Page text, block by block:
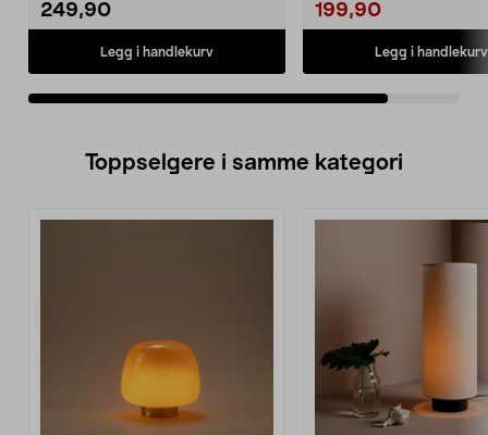
249,90
Legg i handlekurv
199,90
Legg i handlekurv
Toppselgere i samme kategori